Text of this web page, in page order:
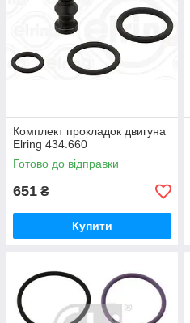
Комплект прокладок двигуна
Elring 434.660
Готово до відправки
651 ₴
Купити